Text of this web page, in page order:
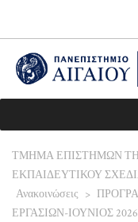
ΤΜΗΜΑ ΕΠΙΣΤΗΜΩΝ
ΕΚΠΑΙΔΕΥΤΙΚΟΥ
Ανακοινώσεις >
ΕΡΓΑΣΙΩΝ-ΙΟΥΝΙΟΣ 2026